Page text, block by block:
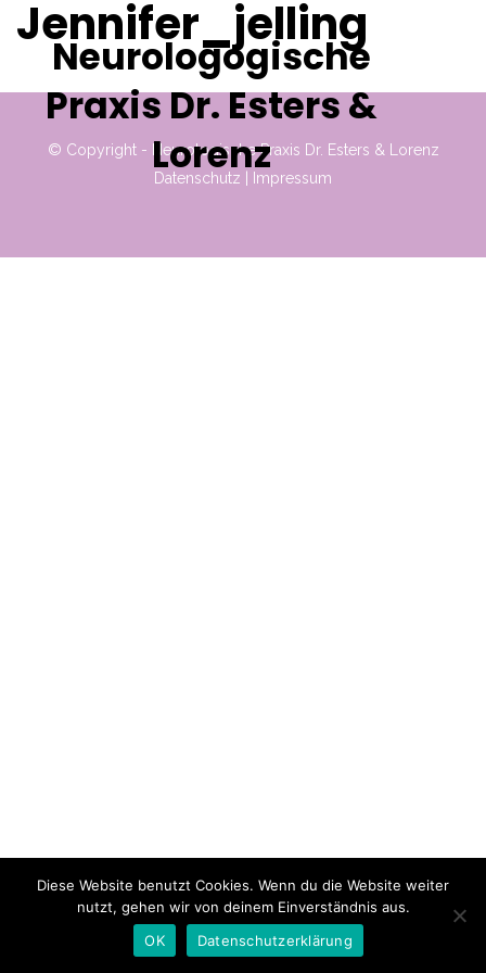
Neurologogische
Praxis Dr. Esters &
Lorenz
Jennifer_jelling
© Copyright - Neurologische Praxis Dr. Esters & Lorenz
Datenschutz
Impressum
Diese Website benutzt Cookies. Wenn du die Website weiter
nutzt, gehen wir von deinem Einverständnis aus.
OK
Datenschutzerklärung